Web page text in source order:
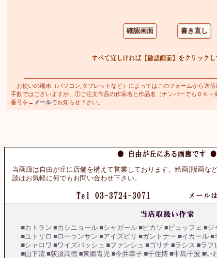
お使いの端末（パソコン,タブレットなど）によってはこのフォームから送
手数ではございますが、①ご注文作品の作家名と作品名（ナンバーでもＯＫ
番号を→ メールでお知らせ下さい。
当画廊は自由が丘に店舗を構えて営業しております。絵画(版画な
談はお気軽に何でもお問い合わせ下さい。
■カトラン ■カシニョール■シャガール■ピカソ ■ビュッフェ ■ジ
■ユトリロ ■ローランサン ■アイズピリ ■ガントナー ■イカール■
■シャロワ ■ワイズバッシュ ■ファンシュ ■ゴリチ ■ラシス ■ラフ
■山下清■荻須高徳■東郷青児 ■今井幸子■千住博■中島千波 ■い